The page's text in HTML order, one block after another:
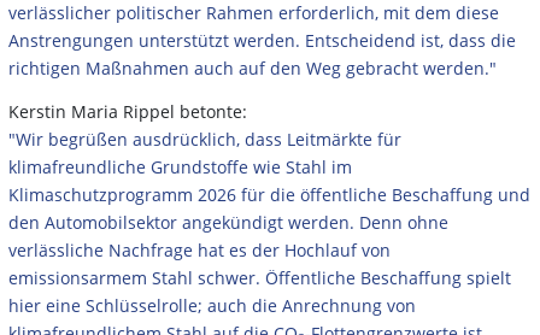
verlässlicher politischer Rahmen erforderlich, mit dem diese
Anstrengungen unterstützt werden. Entscheidend ist, dass die
richtigen Maßnahmen auch auf den Weg gebracht werden."
Kerstin Maria Rippel betonte:
"Wir begrüßen ausdrücklich, dass Leitmärkte für
klimafreundliche Grundstoffe wie Stahl im
Klimaschutzprogramm 2026 für die öffentliche Beschaffung und
den Automobilsektor angekündigt werden. Denn ohne
verlässliche Nachfrage hat es der Hochlauf von
emissionsarmem Stahl schwer. Öffentliche Beschaffung spielt
hier eine Schlüsselrolle; auch die Anrechnung von